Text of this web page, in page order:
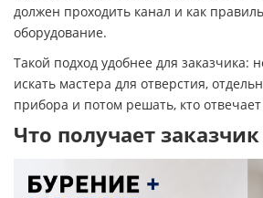
должен проходить канал и как
оборудование.
Такой подход удобнее для заказчика:
искать мастера для отверстия,
прибора и потом решать, кто отвечает
Что получает заказчик